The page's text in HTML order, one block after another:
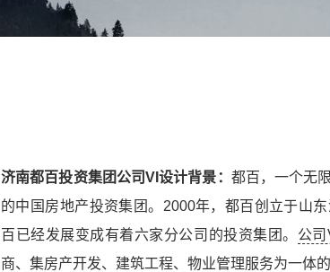
济南都百投资集团公司VI设计背景： 都百，一个无
的中国房地产投资集团。2000年，都百创立于山
百已经发展变成有着六家分公司的投资集团。 公
商、集房产开发、建筑工程、物业管理服务为一体